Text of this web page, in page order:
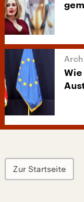
Zur Startseite